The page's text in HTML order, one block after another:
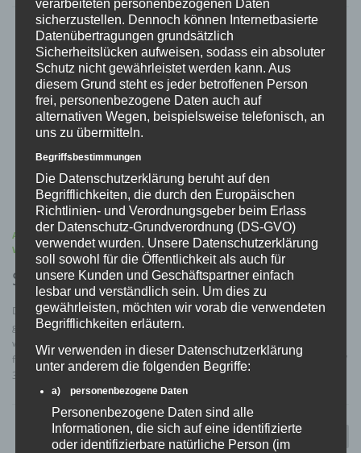
ALLGEMEIN/MEINUNGEN/NOVELLE/PRESSE/ VERBAND
WAFFENGESETZ/WAFFENRECHT/ ZAHLEN
Stellungnahme des BSSB.
Der BSSB hat sich ein einer Stellungnahme zur geplanten Novelle
geäußert. https://www.bssb.de/nachrichten/nachricht/aenderung-
waffenrecht-bssb-lehnt-verschaerfungen-fuer-sportschuetzen-ab?
fbclid=IwAR1ma2uez7ePsmkbLBTuTvJK8L50nRC2OD86gTYtkD6lzKvz9AHW
3Fd2-9c
NEUERE BEITRÄGE
verarbeiteten personenbezogenen Daten
sicherzustellen. Dennoch können Internetbasierte
Datenübertragungen grundsätzlich
Sicherheitslücken aufweisen, sodass ein absoluter
Schutz nicht gewährleistet werden kann. Aus
diesem Grund steht es jeder betroffenen Person
frei, personenbezogene Daten auch auf
alternativen Wegen, beispielsweise telefonisch, an
uns zu übermitteln.
Begriffsbestimmungen
Die Datenschutzerklärung beruht auf den
Begrifflichkeiten, die durch den Europäischen
Richtlinien- und Verordnungsgeber beim Erlass
der Datenschutz-Grundverordnung (DS-GVO)
verwendet wurden. Unsere Datenschutzerklärung
soll sowohl für die Öffentlichkeit als auch für
unsere Kunden und Geschäftspartner einfach
lesbar und verständlich sein. Um dies zu
gewährleisten, möchten wir vorab die verwendeten
Begrifflichkeiten erläutern.
Wir verwenden in dieser Datenschutzerklärung
unter anderem die folgenden Begriffe:
a) personenbezogene Daten
Personenbezogene Daten sind alle
Informationen, die sich auf eine identifizierte
oder identifizierbare natürliche Person (im